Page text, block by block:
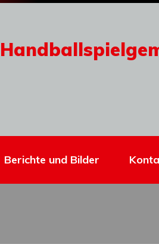
Berichte und Bilder